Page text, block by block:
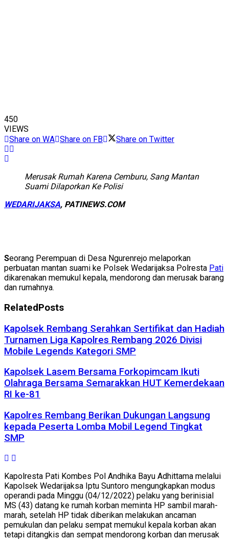
450
VIEWS
Share on WA Share on FB Share on Twitter
Merusak Rumah Karena Cemburu, Sang Mantan
Suami Dilaporkan Ke Polisi
WEDARIJAKSA, PATINEWS.COM
Seorang Perempuan di Desa Ngurenrejo melaporkan
perbuatan mantan suami ke Polsek Wedarijaksa Polresta Pati
dikarenakan memukul kepala, mendorong dan merusak barang
dan rumahnya.
RelatedPosts
Kapolsek Rembang Serahkan Sertifikat dan Hadiah
Turnamen Liga Kapolres Rembang 2026 Divisi
Mobile Legends Kategori SMP
Kapolsek Lasem Bersama Forkopimcam Ikuti
Olahraga Bersama Semarakkan HUT Kemerdekaan
RI ke-81
Kapolres Rembang Berikan Dukungan Langsung
kepada Peserta Lomba Mobil Legend Tingkat
SMP
Kapolresta Pati Kombes Pol Andhika Bayu Adhittama melalui
Kapolsek Wedarijaksa Iptu Suntoro mengungkapkan modus
operandi pada Minggu (04/12/2022) pelaku yang berinisial
MS (43) datang ke rumah korban meminta HP sambil marah-
marah, setelah HP tidak diberikan melakukan ancaman
pemukulan dan pelaku sempat memukul kepala korban akan
tetapi ditangkis dan sempat mendorong korban dan merusak